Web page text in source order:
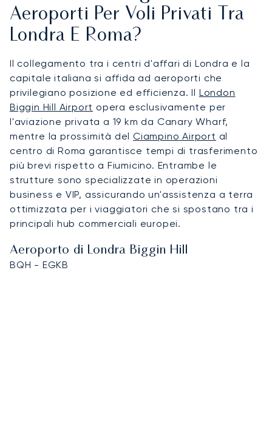
Aeroporti Per Voli Privati Tra
Londra E Roma?
Il collegamento tra i centri d'affari di Londra e la
capitale italiana si affida ad aeroporti che
privilegiano posizione ed efficienza. Il London
Biggin Hill Airport opera esclusivamente per
l'aviazione privata a 19 km da Canary Wharf,
mentre la prossimità delCiampino Airport al
centro di Roma garantisce tempi di trasferimento
più brevi rispetto a Fiumicino. Entrambe le
strutture sono specializzate in operazioni
business e VIP, assicurando un'assistenza a terra
ottimizzata per i viaggiatori che si spostano tra i
principali hub commerciali europei.
Aeroporto di Londra Biggin Hill
BQH - EGKB